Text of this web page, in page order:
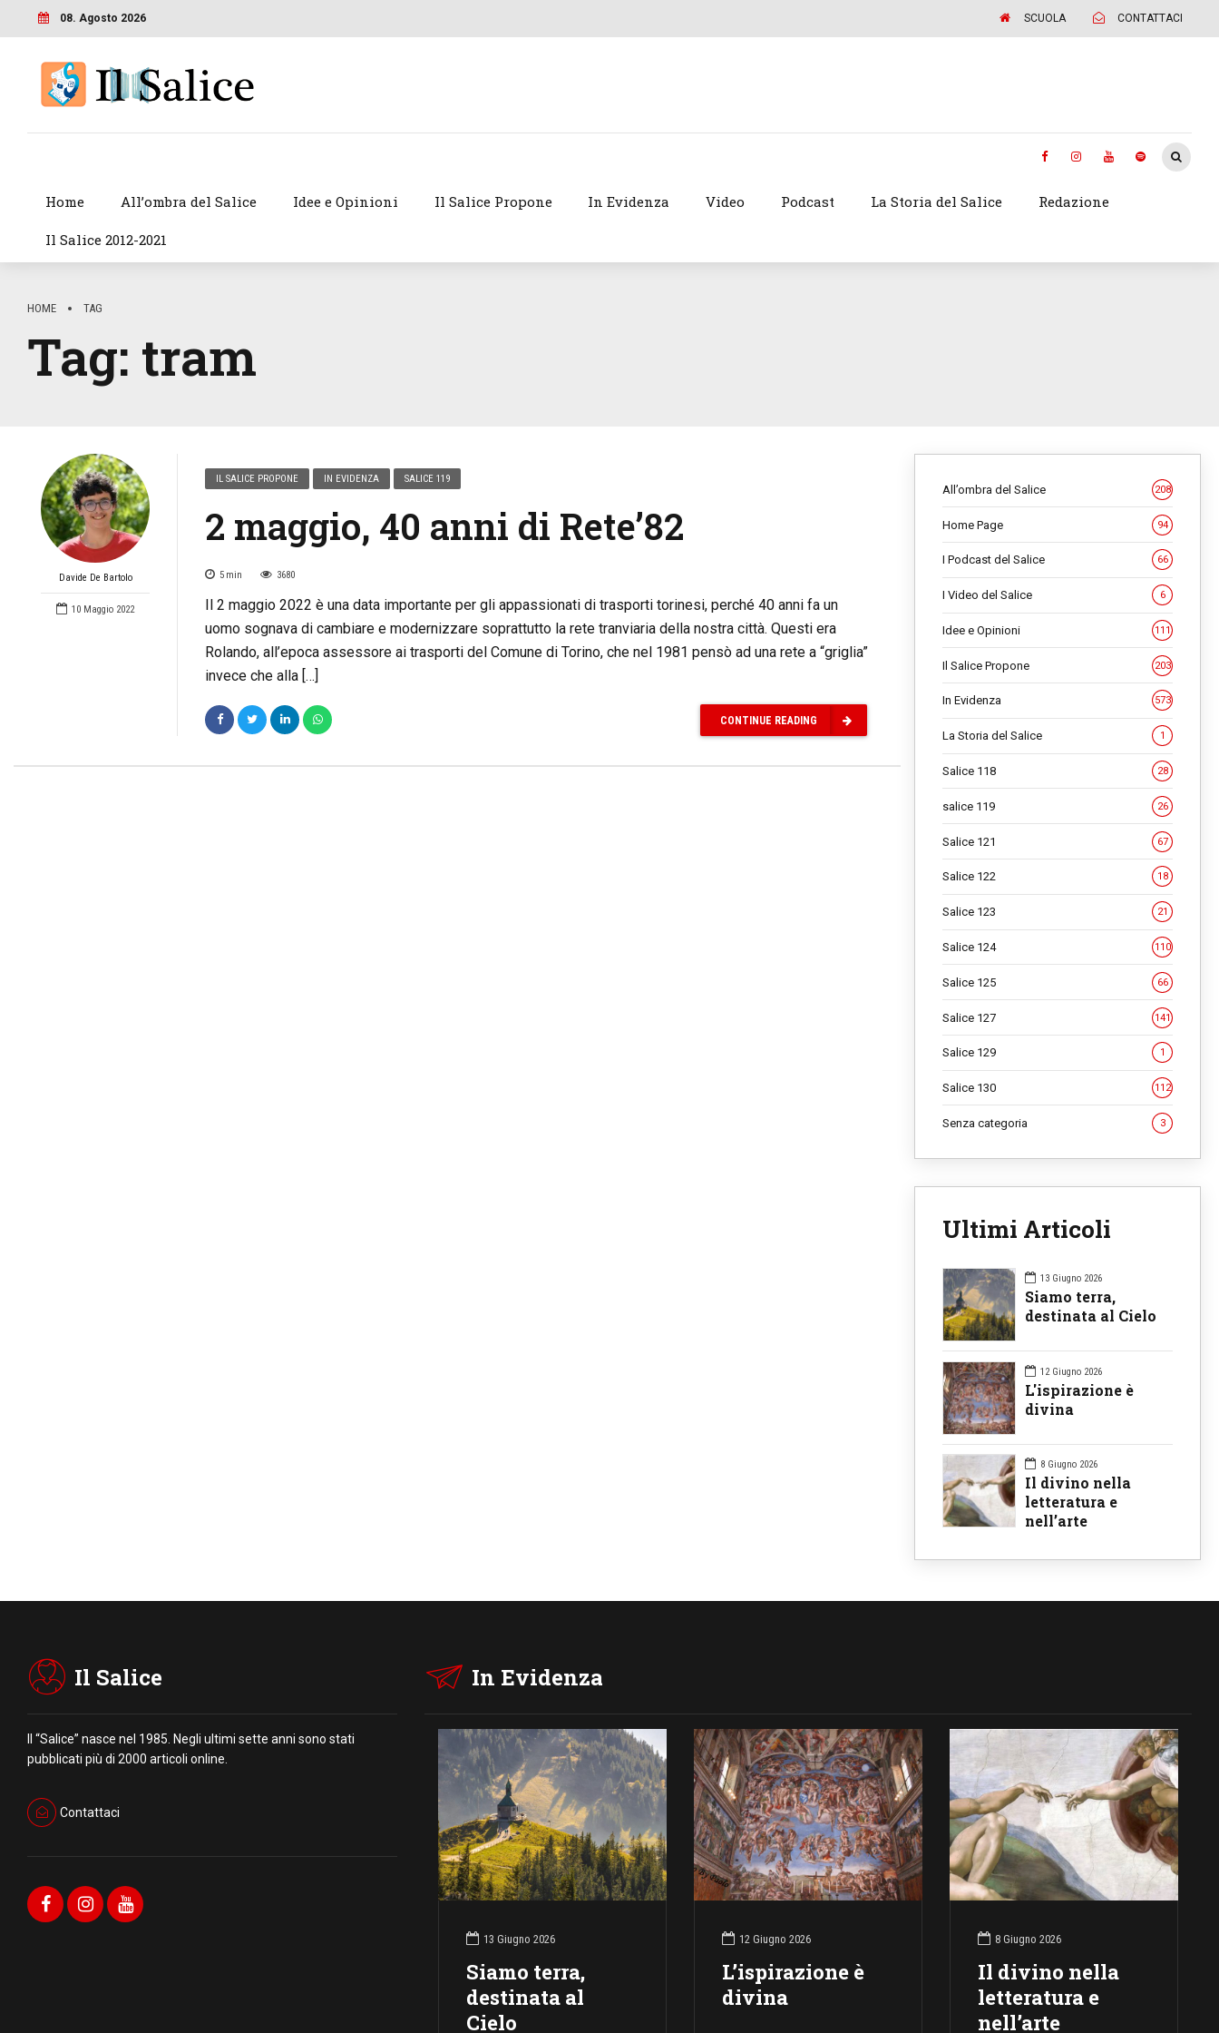
08. Agosto 2026 SCUOLA CONTATTACI
Home All’ombra del Salice Idee e Opinioni Il Salice Propone In Evidenza Video Podcast La Storia del Salice Redazione
Il Salice 2012-2021
HOME TAG
Tag: tram
Davide De Bartolo
10 Maggio 2022
IL SALICE PROPONE IN EVIDENZA SALICE 119
2 maggio, 40 anni di Rete’82
5 min 3680
Il 2 maggio 2022 è una data importante per gli appassionati di trasporti torinesi, perché 40 anni fa un
uomo sognava di cambiare e modernizzare soprattutto la rete tranviaria della nostra città. Questi era
Rolando, all’epoca assessore ai trasporti del Comune di Torino, che nel 1981 pensò ad una rete a “griglia”
invece che alla […]
CONTINUE READING
All’ombra del Salice 208
Home Page 94
I Podcast del Salice 66
I Video del Salice 6
Idee e Opinioni 111
Il Salice Propone 203
In Evidenza 573
La Storia del Salice 1
Salice 118 28
salice 119 26
Salice 121 67
Salice 122 18
Salice 123 21
Salice 124 110
Salice 125 66
Salice 127 141
Salice 129 1
Salice 130 112
Senza categoria 3
Ultimi Articoli
13 Giugno 2026
Siamo terra,
destinata al Cielo
12 Giugno 2026
L'ispirazione è
divina
8 Giugno 2026
Il divino nella
letteratura e
nell’arte
Il Salice
Il “Salice” nasce nel 1985. Negli ultimi sette anni sono stati
pubblicati più di 2000 articoli online.
Contattaci
In Evidenza
13 Giugno 2026
Siamo terra,
destinata al
Cielo
12 Giugno 2026
L’ispirazione è
divina
8 Giugno 2026
Il divino nella
letteratura e
nell’arte